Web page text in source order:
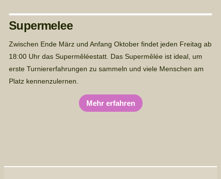
Supermelee
Zwischen Ende März und Anfang Oktober findet jeden Freitag ab
18:00 Uhr das Supermêléestatt. Das Supermêlée ist ideal, um
erste Turniererfahrungen zu sammeln und viele Menschen am
Platz kennenzulernen.
Mehr erfahren